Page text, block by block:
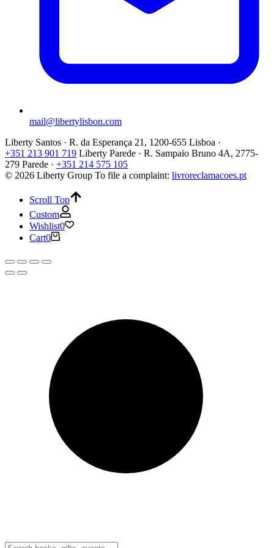
mail@libertylisbon.com
Liberty Santos · R. da Esperança 21, 1200-655 Lisboa ·
+351 213 901 719 Liberty Parede · R. Sampaio Bruno 4A, 2775-
279 Parede · +351 214 575 105
© 2026 Liberty Group To file a complaint: livroreclamacoes.pt
Scroll Top
Custom
Wishlist0
Cart0